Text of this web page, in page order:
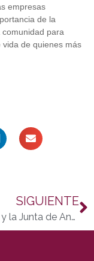
empresas
de la
para
vida de quienes más
SIGUIENTE
Fepamic y la Junta de Andalucía impulsan la formación y empleo para personas con discapacidad